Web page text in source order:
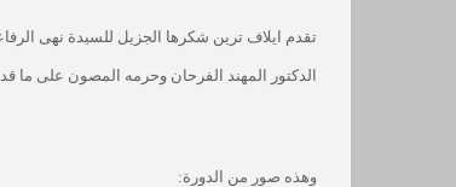
تقدم ايلاف ترين شكرها الجزيل للسيدة نهى
الدكتور المهند الفرحان وحرمه المصون على ما
وهذه صور من الدورة: